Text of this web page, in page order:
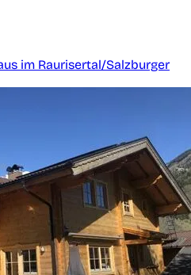
im Raurisertal/Salzburger